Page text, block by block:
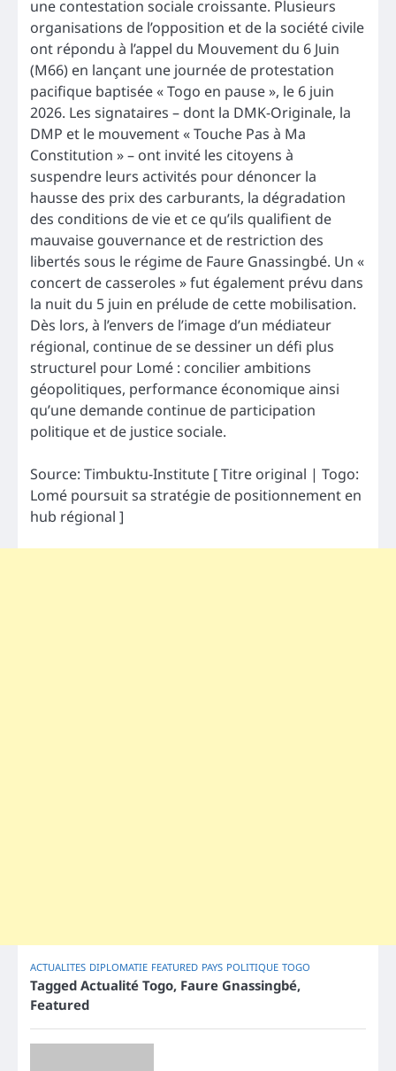
une contestation sociale croissante. Plusieurs
organisations de l’opposition et de la société civile
ont répondu à l’appel du Mouvement du 6 Juin
(M66) en lançant une journée de protestation
pacifique baptisée « Togo en pause », le 6 juin
2026. Les signataires – dont la DMK-Originale, la
DMP et le mouvement « Touche Pas à Ma
Constitution » – ont invité les citoyens à
suspendre leurs activités pour dénoncer la
hausse des prix des carburants, la dégradation
des conditions de vie et ce qu’ils qualifient de
mauvaise gouvernance et de restriction des
libertés sous le régime de Faure Gnassingbé. Un «
concert de casseroles » fut également prévu dans
la nuit du 5 juin en prélude de cette mobilisation.
Dès lors, à l’envers de l’image d’un médiateur
régional, continue de se dessiner un défi plus
structurel pour Lomé : concilier ambitions
géopolitiques, performance économique ainsi
qu’une demande continue de participation
politique et de justice sociale.
Source: Timbuktu-Institute [ Titre original | Togo:
Lomé poursuit sa stratégie de positionnement en
hub régional ]
ACTUALITES DIPLOMATIE FEATURED PAYS POLITIQUE TOGO
Tagged Actualité Togo, Faure Gnassingbé,
Featured